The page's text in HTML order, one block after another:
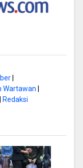
|
Wartawan
Redaksi